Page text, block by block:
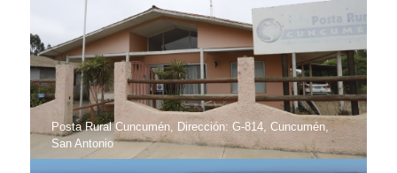
Posta Rural Cuncumén, Dirección: G-814, Cuncumén,
San Antonio